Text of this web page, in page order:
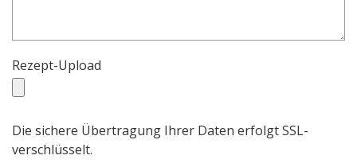
Rezept-Upload
Die sichere Übertragung Ihrer Daten erfolgt SSL-
verschlüsselt.